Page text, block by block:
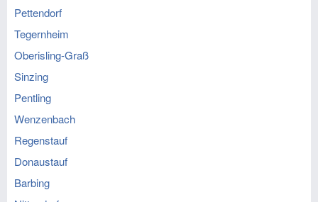
Pettendorf
Tegernheim
Oberisling-Graß
Sinzing
Pentling
Wenzenbach
Regenstauf
Donaustauf
Barbing